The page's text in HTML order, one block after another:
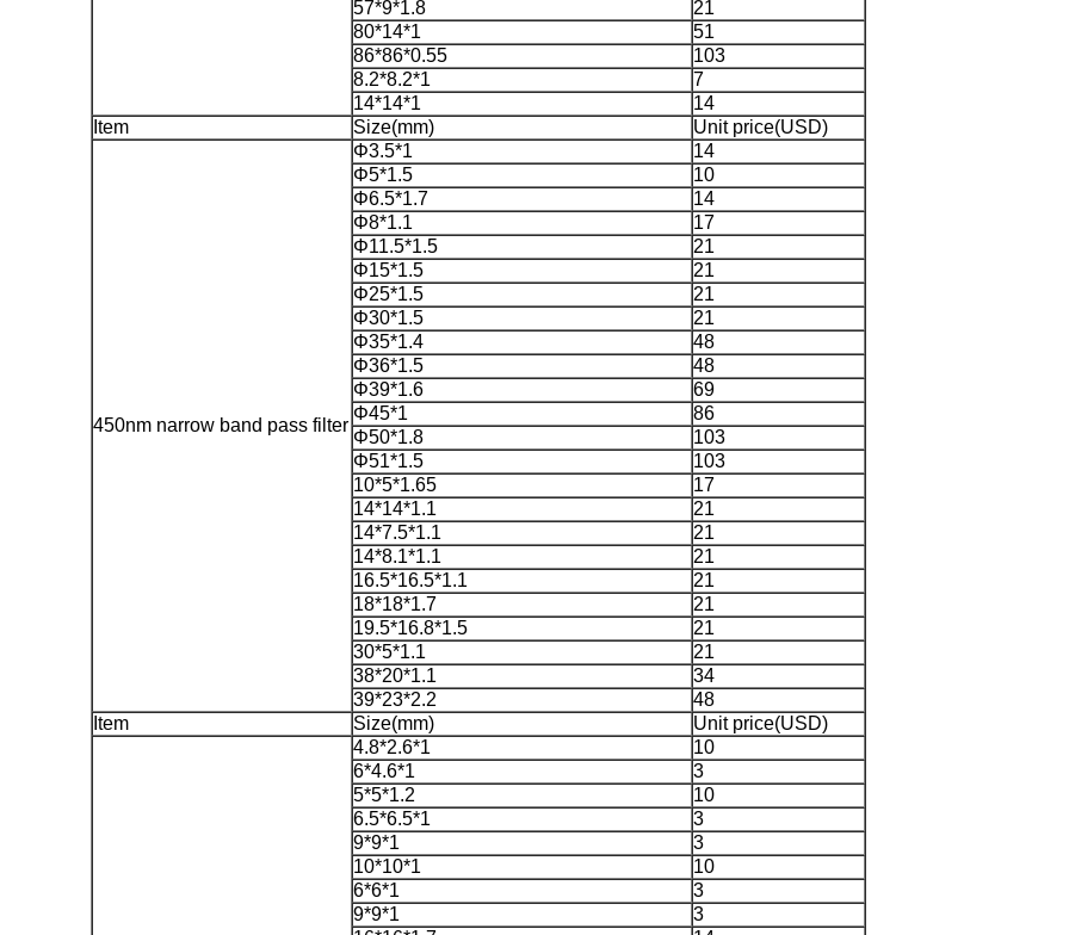
57*9*1.8
21
80*14*1
51
86*86*0.55
103
8.2*8.2*1
7
14*14*1
14
Item
Size(mm) Unit price(USD)
450nm narrow band pass filter
Φ3.5*1
14
Φ5*1.5
10
Φ6.5*1.7
14
Φ8*1.1
17
Φ11.5*1.5
21
Φ15*1.5
21
Φ25*1.5
21
Φ30*1.5
21
Φ35*1.4
48
Φ36*1.5
48
Φ39*1.6
69
Φ45*1
86
Φ50*1.8
103
Φ51*1.5
103
10*5*1.65
17
14*14*1.1
21
14*7.5*1.1
21
14*8.1*1.1
21
16.5*16.5*1.1
21
18*18*1.7
21
19.5*16.8*1.5
21
30*5*1.1
21
38*20*1.1
34
39*23*2.2
48
Item
Size(mm)
Unit price(USD)
4.8*2.6*1
10
6*4.6*1
3
5*5*1.2
10
6.5*6.5*1
3
9*9*1
3
10*10*1
10
6*6*1
3
9*9*1
3